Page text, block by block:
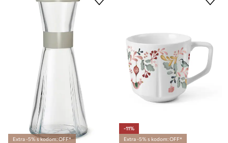
Extra -5% s kodom: OFF*
-11%
Extra -5% s kodom: OFF*